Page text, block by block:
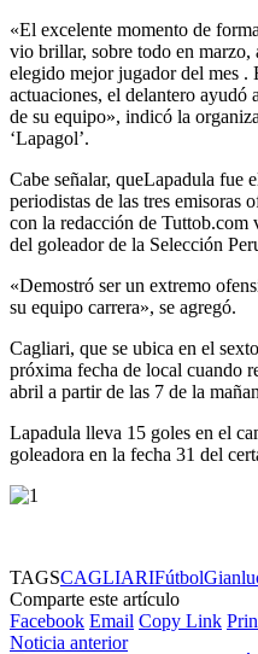
«El excelente momento de
vio brillar, sobre todo en marzo,
elegido mejor jugador del mes .
actuaciones, el delantero ayudó
de su equipo», indicó la
‘Lapagol’.
Cabe señalar, queLapadula fue
periodistas de las tres
con la redacción de
del goleador de la Selección
«Demostró ser un extremo
su equipo carrera», se agregó.
Cagliari, que se ubica en el
próxima fecha de local cuando
abril a partir de las 7 de la
Lapadula lleva 15 goles en el
goleadora en la fecha 31 del
TAGSCAGLIARIFútbol
Comparte este artículo
Facebook Email Copy Link
Noticia anterior